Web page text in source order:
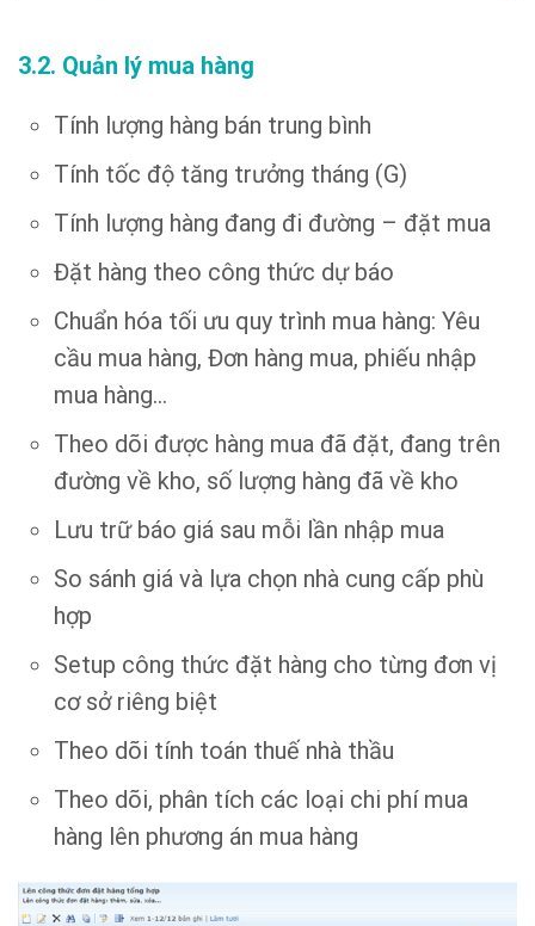
3.2. Quản lý mua hàng
Tính lượng hàng bán trung bình
Tính tốc độ tăng trưởng tháng (G)
Tính lượng hàng đang đi đường – đặt mua
Đặt hàng theo công thức dự báo
Chuẩn hóa tối ưu quy trình mua hàng: Yêu
cầu mua hàng, Đơn hàng mua, phiếu nhập
mua hàng…
Theo dõi được hàng mua đã đặt, đang trên
đường về kho, số lượng hàng đã về kho
Lưu trữ báo giá sau mỗi lần nhập mua
So sánh giá và lựa chọn nhà cung cấp phù
hợp
Setup công thức đặt hàng cho từng đơn vị
cơ sở riêng biệt
Theo dõi tính toán thuế nhà thầu
Theo dõi, phân tích các loại chi phí mua
hàng lên phương án mua hàng